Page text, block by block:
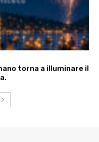
torna a illuminare il